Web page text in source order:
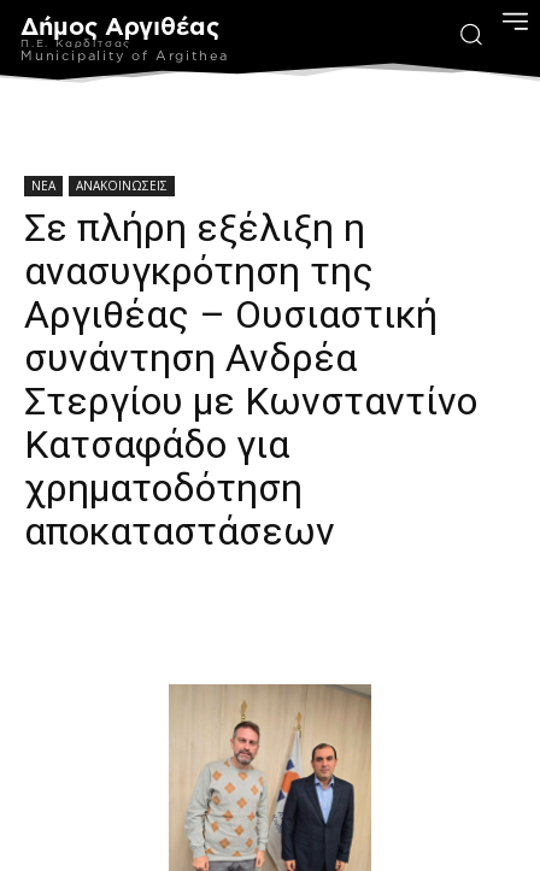
Δήμος Αργιθέας
Π.Ε. Καρδίτσας
Municipality of Argithea
ΝΕΑ ΑΝΑΚΟΙΝΩΣΕΙΣ
Σε πλήρη εξέλιξη η
ανασυγκρότηση της
Αργιθέας – Ουσιαστική
συνάντηση Ανδρέα
Στεργίου με Κωνσταντίνο
Κατσαφάδο για
χρηματοδότηση
αποκαταστάσεων